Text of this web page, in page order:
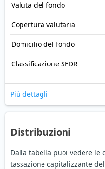
Valuta del fondo
Copertura valutaria
Domicilio del fondo
Classificazione SFDR
Più dettagli
Distribuzioni
Dalla tabella puoi vedere le
tassazione capitalizzante